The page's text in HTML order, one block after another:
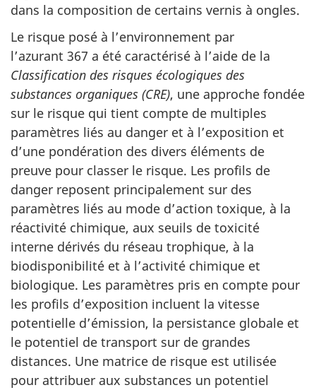
dans la composition de certains vernis à ongles.
Le risque posé à l’environnement par
l’azurant 367 a été caractérisé à l’aide de la
Classification des risques écologiques des
substances organiques (CRE), une approche fondée
sur le risque qui tient compte de multiples
paramètres liés au danger et à l’exposition et
d’une pondération des divers éléments de
preuve pour classer le risque. Les profils de
danger reposent principalement sur des
paramètres liés au mode d’action toxique, à la
réactivité chimique, aux seuils de toxicité
interne dérivés du réseau trophique, à la
biodisponibilité et à l’activité chimique et
biologique. Les paramètres pris en compte pour
les profils d’exposition incluent la vitesse
potentielle d’émission, la persistance globale et
le potentiel de transport sur de grandes
distances. Une matrice de risque est utilisée
pour attribuer aux substances un potentiel